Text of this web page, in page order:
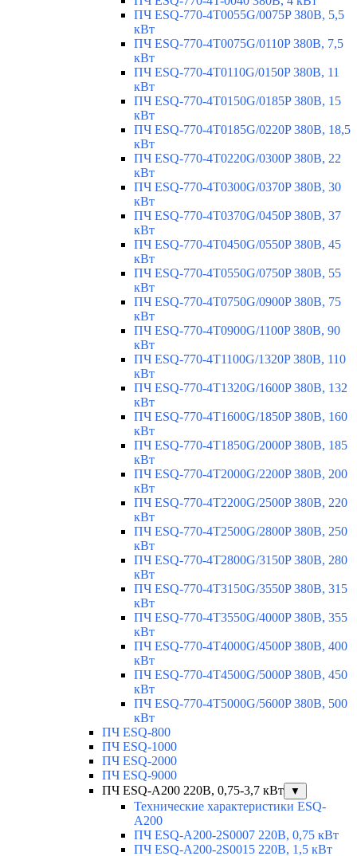
ПЧ ESQ-770-4T0055G/0075P 380В, 5,5
кВт
ПЧ ESQ-770-4T0075G/0110P 380В, 7,5
кВт
ПЧ ESQ-770-4T0110G/0150P 380В, 11
кВт
ПЧ ESQ-770-4T0150G/0185P 380В, 15
кВт
ПЧ ESQ-770-4T0185G/0220P 380В, 18,5
кВт
ПЧ ESQ-770-4T0220G/0300P 380В, 22
кВт
ПЧ ESQ-770-4T0300G/0370P 380В, 30
кВт
ПЧ ESQ-770-4T0370G/0450P 380В, 37
кВт
ПЧ ESQ-770-4T0450G/0550P 380В, 45
кВт
ПЧ ESQ-770-4T0550G/0750P 380В, 55
кВт
ПЧ ESQ-770-4T0750G/0900P 380В, 75
кВт
ПЧ ESQ-770-4T0900G/1100P 380В, 90
кВт
ПЧ ESQ-770-4T1100G/1320P 380В, 110
кВт
ПЧ ESQ-770-4T1320G/1600P 380В, 132
кВт
ПЧ ESQ-770-4T1600G/1850P 380В, 160
кВт
ПЧ ESQ-770-4T1850G/2000P 380В, 185
кВт
ПЧ ESQ-770-4T2000G/2200P 380В, 200
кВт
ПЧ ESQ-770-4T2200G/2500P 380В, 220
кВт
ПЧ ESQ-770-4T2500G/2800P 380В, 250
кВт
ПЧ ESQ-770-4T2800G/3150P 380В, 280
кВт
ПЧ ESQ-770-4T3150G/3550P 380В, 315
кВт
ПЧ ESQ-770-4T3550G/4000P 380В, 355
кВт
ПЧ ESQ-770-4T4000G/4500P 380В, 400
кВт
ПЧ ESQ-770-4T4500G/5000P 380В, 450
кВт
ПЧ ESQ-770-4T5000G/5600P 380В, 500
кВт
ПЧ ESQ-800
ПЧ ESQ-1000
ПЧ ESQ-2000
ПЧ ESQ-9000
ПЧ ESQ-A200 220В, 0,75-3,7 кВт
▼
Технические характеристики ESQ-
A200
ПЧ ESQ-A200-2S0007 220В, 0,75 кВт
ПЧ ESQ-A200-2S0015 220В, 1,5 кВт